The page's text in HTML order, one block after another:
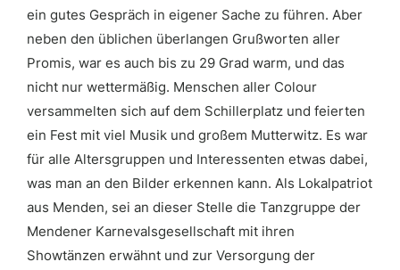
ein gutes Gespräch in eigener Sache zu führen. Aber
neben den üblichen überlangen Grußworten aller
Promis, war es auch bis zu 29 Grad warm, und das
nicht nur wettermäßig. Menschen aller Colour
versammelten sich auf dem Schillerplatz und feierten
ein Fest mit viel Musik und großem Mutterwitz. Es war
für alle Altersgruppen und Interessenten etwas dabei,
was man an den Bilder erkennen kann. Als Lokalpatriot
aus Menden, sei an dieser Stelle die Tanzgruppe der
Mendener Karnevalsgesellschaft mit ihren
Showtänzen erwähnt und zur Versorgung der